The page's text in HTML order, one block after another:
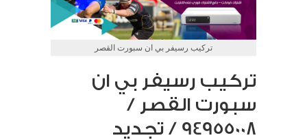
تركيب رسيفر بي ان سبورت القصر
تركيب رسيفر بي ان
سبورت القصر /
94955008 / تجديد